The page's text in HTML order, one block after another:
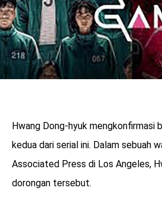
Hwang Dong-hyuk mengkonfirmasi
kedua dari serial ini. Dalam sebuah
Associated Press di Los Angeles,
dorongan tersebut.